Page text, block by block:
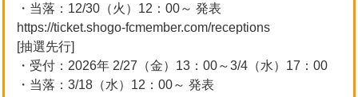
・当落：12/30（火）12：00～ 発表
https://ticket.shogo-fcmember.com/receptions
[抽選先行]
・受付：2026年 2/27（金）13：00～3/4（水）17：00
・当落：3/18（水）12：00～ 発表